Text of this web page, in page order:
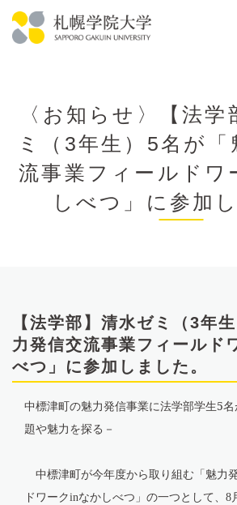
文
大
学
〈お知らせ〉【法学
ミ（3年生）5名が「
流事業フィールドワ
しべつ」に参加
【法学部】清水ゼミ（3年
力発信交流事業フィールド
べつ」に参加しました。
中標津町の魅力発信事業に法学部学生5
題や魅力を探る－
中標津町が今年度から取り組む「魅力
ドワークinなかしべつ」の一つとして、 8